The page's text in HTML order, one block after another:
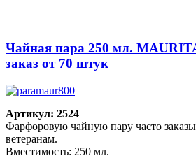
Чайная пара 250 мл.
заказ от 70 штук
Артикул: 2524
Фарфоровую чайную пару часто
ветеранам.
Вместимость: 250 мл.